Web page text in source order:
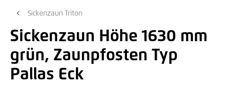
Sickenzaun Triton
Sickenzaun Höhe 1630 mm
grün, Zaunpfosten Typ
Pallas Eck